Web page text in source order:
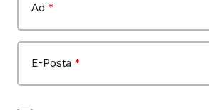
Ad *
E-Posta *